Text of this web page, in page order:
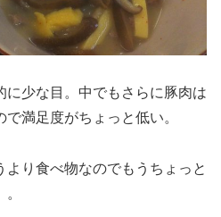
に少な目。中でもさらに豚肉は
満足度がちょっと低い。
り食べ物なのでもうちょっと